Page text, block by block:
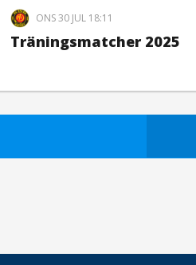
ONS 30 JUL 18:11
Träningsmatcher 2025